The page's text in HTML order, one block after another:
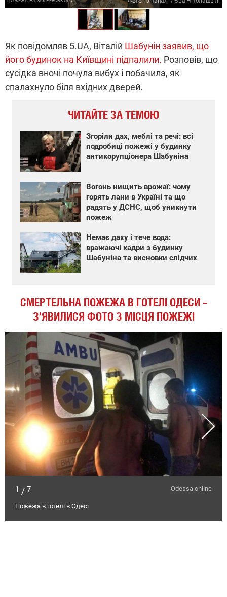
Як повідомляв 5.UA, Віталій Шабунін заявив, що
його будинок на Київщині підпалили. Розповів, що
сусідка вночі почула вибух і побачила, як
спалахнуло біля вхідних дверей.
ЧИТАЙТЕ ЗА ТЕМОЮ
Згоріли дах, меблі та речі: всі
подробиці пожежі у будинку
антикорупціонера Шабуніна
Вогонь нищить врожаї: чому
горять лани в Україні та що
радять у ДСНС, щоб уникнути
пожеж
Немає даху і тече вода:
вражаючі кадри з будинку
Шабуніна та висновки слідчих
СМЕРТЕЛЬНА ПОЖЕЖА В ГОТЕЛІ ОДЕСИ –
З'ЯВИЛИСЯ ФОТО З МІСЦЯ ПОЖЕЖІ
1 / 7 Odessa.online
Пожежа в готелі в Одесі